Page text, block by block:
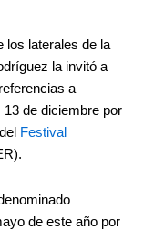
los laterales de la
la invitó a
a
de diciembre por
Festival
de este año por